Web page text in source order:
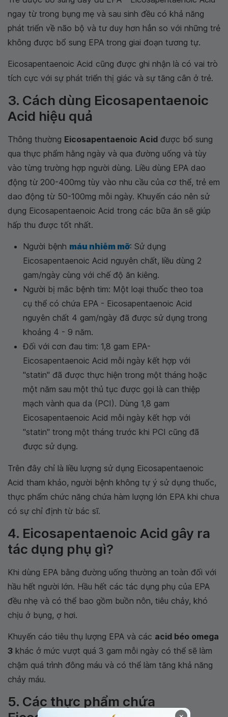
ngay từ trong bụng mẹ và sau sinh đều có khả năng
phát triển về não bộ và tư duy hơn hẳn so với những trẻ
không được bổ sung EPA trong giai đoạn tương tự.
Eicosapentaenoic Acid cũng được ghi nhận là có vai trò
tích cực với sự phát triển thị giác và sự tăng cân ở trẻ.
3. Cách dùng Eicosapentaenoic
Acid hiệu quả
Thông thường Eicosapentaenoic Acid được bổ sung
qua thực phẩm hằng ngày và qua đường uống và tùy
vào từng trường hợp người dùng. Liều dùng EPA dao
động từ 200-400mg tùy vào nhu cầu của cơ thể, trẻ em
dao động từ 50-100mg mỗi ngày. Khuyến cáo nên sử
dụng Eicosapentaenoic Acid trong các bữa ăn sẽ giúp
hấp thu được tốt nhất.
Người bệnh máu nhiễm mỡ: Sử dụng
Eicosapentaenoic Acid nguyên chất, liều dùng 2
gam/ngày cùng với chế độ ăn kiêng.
Người bị mắc bệnh tim: Một loại thuốc theo toa
cụ thể có chứa EPA - Eicosapentaenoic Acid
nguyên chất 4 gam/ngày đã được sử dụng trong
khoảng 4 - 9 năm.
Đối với cơn đau tim: 1,8 gam EPA-
Eicosapentaenoic Acid mỗi ngày kết hợp với
"statin" đã được thực hiện trong một tháng hoặc
một năm sau một thủ tục được gọi là can thiệp
mạch vành qua da (PCI). Dùng 1,8 gam
Eicosapentaenoic Acid mỗi ngày kết hợp với
"statin" trong một tháng trước khi PCI cũng đã
được sử dụng.
Trên đây chỉ là liều lượng sử dụng Eicosapentaenoic
Acid tham khảo, người bệnh không tự ý sử dụng thuốc,
thực phẩm chức năng chứa hàm lượng lớn EPA khi chưa
có sự chỉ định từ bác sĩ.
4. Eicosapentaenoic Acid gây ra
tác dụng phụ gì?
Khi dùng EPA bằng đường uống thường an toàn đối với
hầu hết người lớn. Hầu hết các tác dụng phụ của EPA
đều nhẹ và có thể bao gồm buồn nôn, tiêu chảy, khó
chịu ở bụng, ợ hơi.
Khuyến cáo tiêu thụ lượng EPA và các acid béo omega
3 khác ở mức vượt quá 3 gam mỗi ngày có thể sẽ làm
chậm quá trình đông máu và có thể làm tăng khả năng
chảy máu.
5. Các thực phẩm chứa